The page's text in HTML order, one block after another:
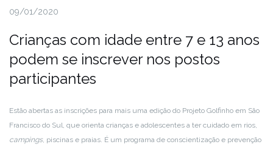
09/01/2020
Crianças com idade entre 7 e 13 anos
podem se inscrever nos postos
participantes
Estão abertas as inscrições para mais uma edição do Projeto Golfinho em São
Francisco do Sul, que orienta crianças e adolescentes a ter cuidado em rios,
campings, piscinas e praias. É um programa de conscientização e prevenção